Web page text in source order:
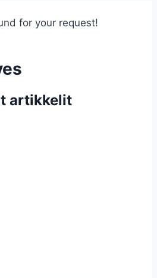
for your request!
artikkelit